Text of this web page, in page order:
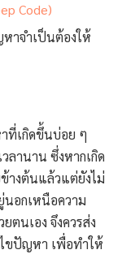
Code)
าจำเป็นต้องให้
ที่เกิดขึ้นบ่อย ๆ
ลานาน ซึ่งหากเกิด
างต้นแล้วแต่ยังไม่
อกเหนือความ
ตนเอง จึงควรส่ง
ขปัญหา เพื่อทำให้